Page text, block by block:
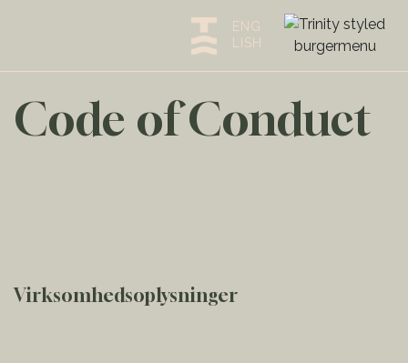
ENG
LISH
Code of Conduct
Virksomhedsoplysninger